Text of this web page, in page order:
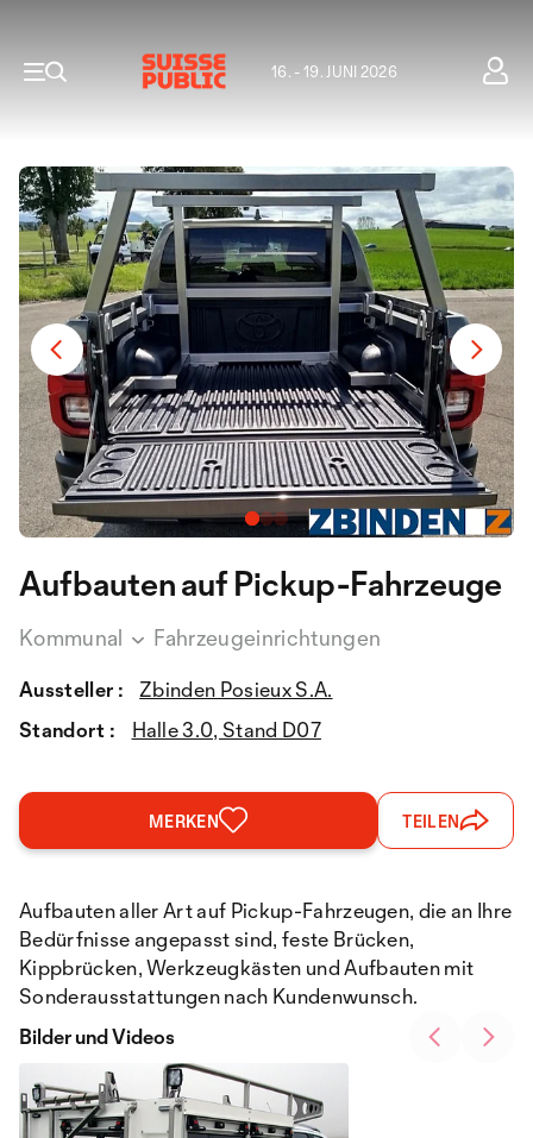
16. - 19. JUNI 2026
Aufbauten auf Pickup-Fahrzeuge
Kommunal Fahrzeugeinrichtungen
Aussteller :
Zbinden Posieux S.A.
Standort :
Halle 3.0, Stand D07
MERKEN TEILEN
Aufbauten aller Art auf Pickup-Fahrzeugen, die an Ihre
Bedürfnisse angepasst sind, feste Brücken,
Kippbrücken, Werkzeugkästen und Aufbauten mit
Sonderausstattungen nach Kundenwunsch.
Bilder und Videos